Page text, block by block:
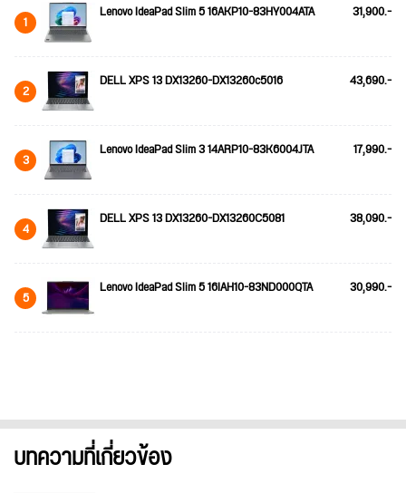
1 Lenovo IdeaPad Slim 5 16AKP10-83HY004ATA 31,900.-
2 DELL XPS 13 DX13260-DX13260c5016 43,690.-
3 Lenovo IdeaPad Slim 3 14ARP10-83K6004JTA 17,990.-
4 DELL XPS 13 DX13260-DX13260C5081 38,090.-
5 Lenovo IdeaPad Slim 5 16IAH10-83ND000QTA 30,990.-
บทความที่เกี่ยวข้อง